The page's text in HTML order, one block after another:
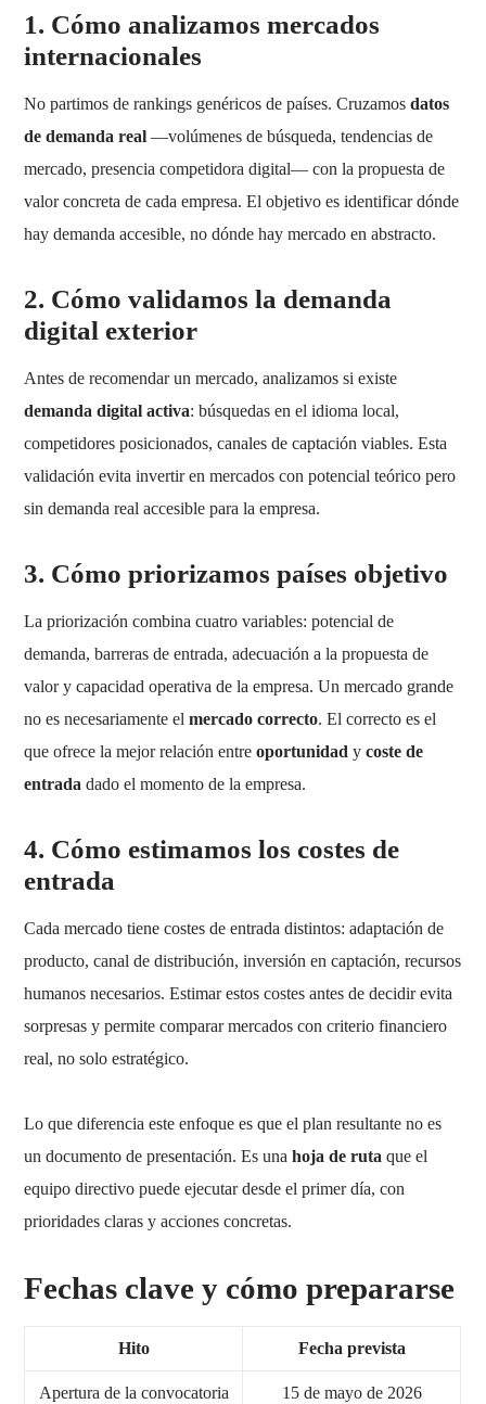
1. Cómo analizamos mercados
internacionales
No partimos de rankings genéricos de países. Cruzamosdatos
de demanda real—volúmenes de búsqueda, tendencias de
mercado, presencia competidora digital— con la propuesta de
valor concreta de cada empresa. El objetivo es identificar dónde
hay demanda accesible, no dónde hay mercado en abstracto.
2. Cómo validamos la demanda
digital exterior
Antes de recomendar un mercado, analizamos si existe
demanda digital activa: búsquedas en el idioma local,
competidores posicionados, canales de captación viables. Esta
validación evita invertir en mercados con potencial teórico pero
sin demanda real accesible para la empresa.
3. Cómo priorizamos países objetivo
La priorización combina cuatro variables: potencial de
demanda, barreras de entrada, adecuación a la propuesta de
valor y capacidad operativa de la empresa. Un mercado grande
no es necesariamente elmercado correcto. El correcto es el
que ofrece la mejor relación entreoportunidad ycoste de
entrada dado el momento de la empresa.
4. Cómo estimamos los costes de
entrada
Cada mercado tiene costes de entrada distintos: adaptación de
producto, canal de distribución, inversión en captación, recursos
humanos necesarios. Estimar estos costes antes de decidir evita
sorpresas y permite comparar mercados con criterio financiero
real, no solo estratégico.
Lo que diferencia este enfoque es que el plan resultante no es
un documento de presentación. Es unahoja de ruta que el
equipo directivo puede ejecutar desde el primer día, con
prioridades claras y acciones concretas.
Fechas clave y cómo prepararse
Hito Fecha prevista
Apertura de la convocatoria 15 de mayo de 2026